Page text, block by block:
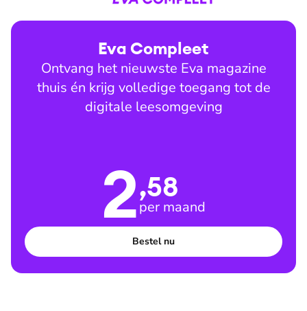
Eva Compleet
Ontvang het nieuwste Eva magazine
thuis én krijg volledige toegang tot de
digitale leesomgeving
2,58
per maand
Bestel nu